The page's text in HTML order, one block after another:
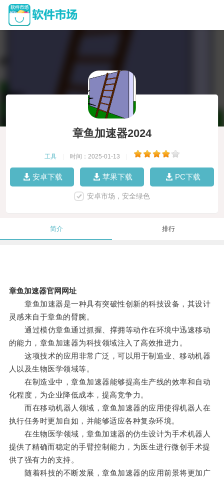
章鱼加速器2024
工具 时间：2025-01-13
安卓下载 苹果下载 PC下载
安卓市场，安全绿色
简介 排行
章鱼加速器官网网址
章鱼加速器是一种具有突破性创新的科技设备，其设计
灵感来自于章鱼的臂腕。
通过模仿章鱼通过抓握、撑拥等动作在环境中迅速移动
的能力，章鱼加速器为科技领域注入了高效推进力。
这项技术的应用非常广泛，可以用于制造业、移动机器
人以及生物医学领域等。
在制造业中，章鱼加速器能够提高生产线的效率和自动
化程度，为企业降低成本，提高竞争力。
而在移动机器人领域，章鱼加速器的应用使得机器人在
执行任务时更加自如，并能够适应各种复杂环境。
在生物医学领域，章鱼加速器的仿生设计为手术机器人
提供了精确而稳定的手臂控制能力，为医生进行微创手术提
供了强有力的支持。
随着科技的不断发展，章鱼加速器的应用前景将更加广